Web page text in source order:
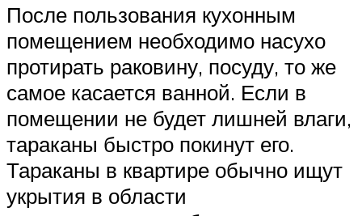
После пользования кухонным
помещением необходимо насухо
протирать раковину, посуду, то же
самое касается ванной. Если в
помещении не будет лишней влаги,
тараканы быстро покинут его.
Тараканы в квартире обычно ищут
укрытия в области